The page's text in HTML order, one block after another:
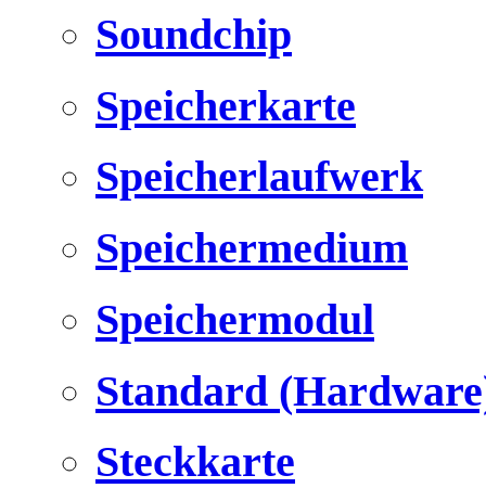
Soundchip
Speicherkarte
Speicherlaufwerk
Speichermedium
Speichermodul
Standard
Steckkarte